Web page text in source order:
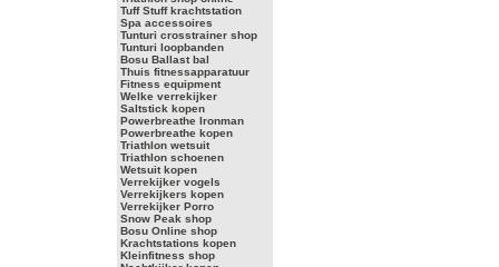
Tuff Stuff krachtstation
Spa accessoires
Tunturi crosstrainer shop
Tunturi loopbanden
Bosu Ballast bal
Thuis fitnessapparatuur
Fitness equipment
Welke verrekijker
Saltstick kopen
Powerbreathe Ironman
Powerbreathe kopen
Triathlon wetsuit
Triathlon schoenen
Wetsuit kopen
Verrekijker vogels
Verrekijkers kopen
Verrekijker Porro
Snow Peak shop
Bosu Online shop
Krachtstations kopen
Kleinfitness shop